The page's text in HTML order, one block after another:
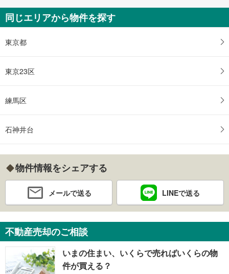
同じエリアから物件を探す
東京都
東京23区
練馬区
石神井台
物件情報をシェアする
メールで送る LINEで送る
不動産売却のご相談
いまの住まい、いくらで売ればいくらの物
件が買える？